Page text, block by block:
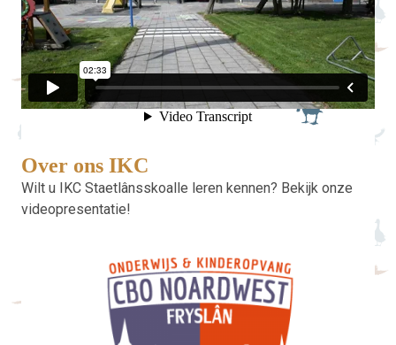
Over ons IKC
Wilt u IKC Staetlânsskoalle leren kennen? Bekijk onze
videopresentatie!